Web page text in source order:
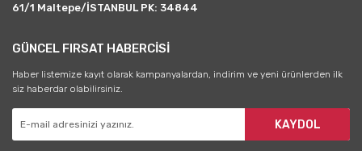
61/1 Maltepe/İSTANBUL PK: 34844
GÜNCEL FIRSAT HABERCİSİ
Haber listemize kayıt olarak kampanyalardan, indirim ve yeni ürünlerden ilk
siz haberdar olabilirsiniz.
KAYDOL